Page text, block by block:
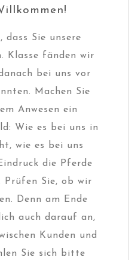
dass Sie unsere
Klasse fänden wir
bei uns vor
Machen Sie
Anwesen ein
Wie es bei uns in
wie es bei uns
die Pferde
Prüfen Sie, ob wir
Denn am Ende
auch darauf an,
Kunden und
Sie sich bitte